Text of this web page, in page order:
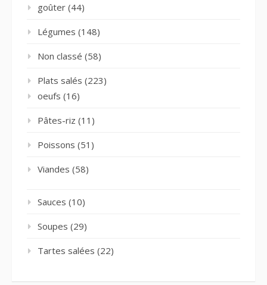
goûter (44)
Légumes (148)
Non classé (58)
Plats salés (223)
oeufs (16)
Pâtes-riz (11)
Poissons (51)
Viandes (58)
Sauces (10)
Soupes (29)
Tartes salées (22)